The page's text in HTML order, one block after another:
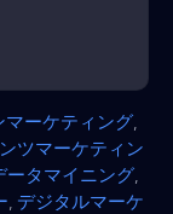
マーケティング
ツマーケティン
ータマイニング
デジタルマーケ